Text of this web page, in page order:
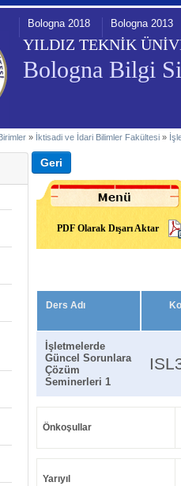
YILDIZ TEKNİK
Bologna Bilgi
Bologna 2018 Bologna 2013
» İktisadi ve İdari Bilimler Fakültesi »
PDF Olarak Dışarı Aktar
Ders Adı
İşletmelerde
Güncel Sorunlara
Çözüm
Seminerleri 1
Önkoşullar
Yarıyıl